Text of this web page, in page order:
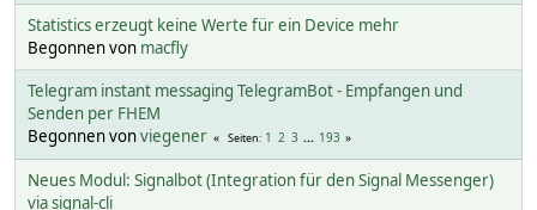
Statistics erzeugt keine Werte für ein Device mehr
Begonnen von macfly
Telegram instant messaging TelegramBot - Empfangen und
Senden per FHEM
Begonnen vonviegener Seiten 1 2 3 ... 193
Neues Modul: Signalbot (Integration für den Signal Messenger)
via signal-cli